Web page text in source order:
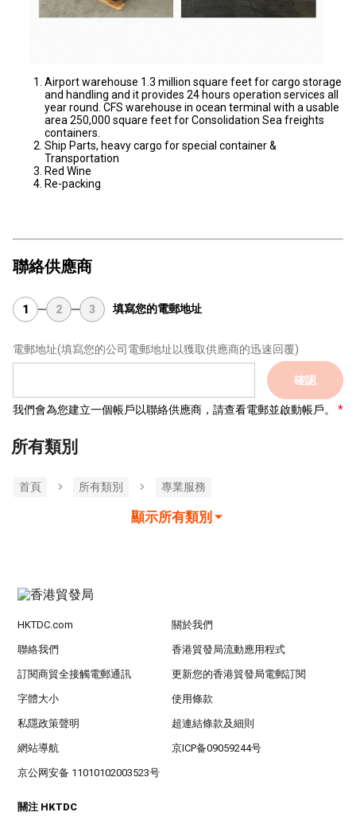
Airport warehouse 1.3 million square feet for cargo storage
and handling and it provides 24 hours operation services all
year round. CFS warehouse in ocean terminal with a usable
area 250,000 square feet for Consolidation Sea freights
containers.
Ship Parts, heavy cargo for special container &
Transportation
Red Wine
Re-packing
聯絡供應商
1 2 3 填寫您的電郵地址
電郵地址(填寫您的公司電郵地址以獲取供應商的迅速回覆)
確認
我們會為您建立一個帳戶以聯絡供應商，請查看電郵並啟動帳戶。
所有類別
首頁 所有類別 專業服務
顯示所有類別
HKTDC.com 關於我們
聯絡我們 香港貿發局流動應用程式
訂閱商貿全接觸電郵通訊 更新您的香港貿發局電郵訂閱
字體大小 使用條款
私隱政策聲明 超連結條款及細則
網站導航 京ICP备09059244号
京公网安备 11010102003523号
關注 HKTDC